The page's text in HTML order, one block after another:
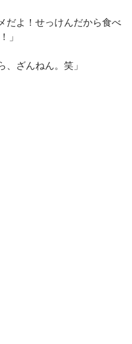
だよ！せっけんだから食べ
」
、ざんねん。笑」